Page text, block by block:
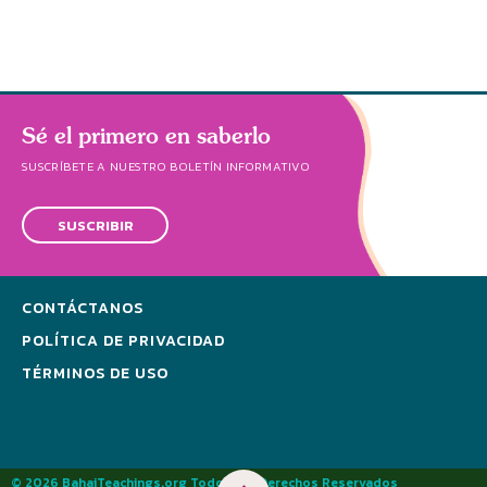
Sé el primero en saberlo
SUSCRÍBETE A NUESTRO BOLETÍN INFORMATIVO
SUSCRIBIR
CONTÁCTANOS
POLÍTICA DE PRIVACIDAD
TÉRMINOS DE USO
© 2026 BahaiTeachings.org Todos los Derechos Reservados